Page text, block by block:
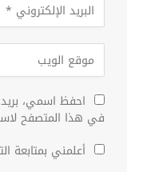
احفظ اسمي،
في هذا المتصفح
أعلمني بمتابعة